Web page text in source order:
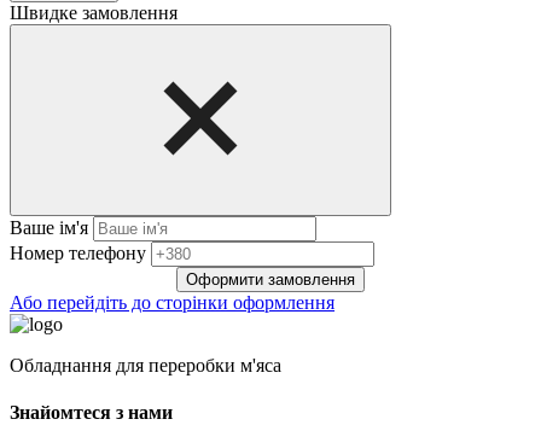
Швидке замовлення
Ваше ім'я
Нoмep тeлeфoнy
Оформити замовлення
Або перейдіть до сторінки оформлення
Обладнання для переробки м'яса
Знайомтеся з нами